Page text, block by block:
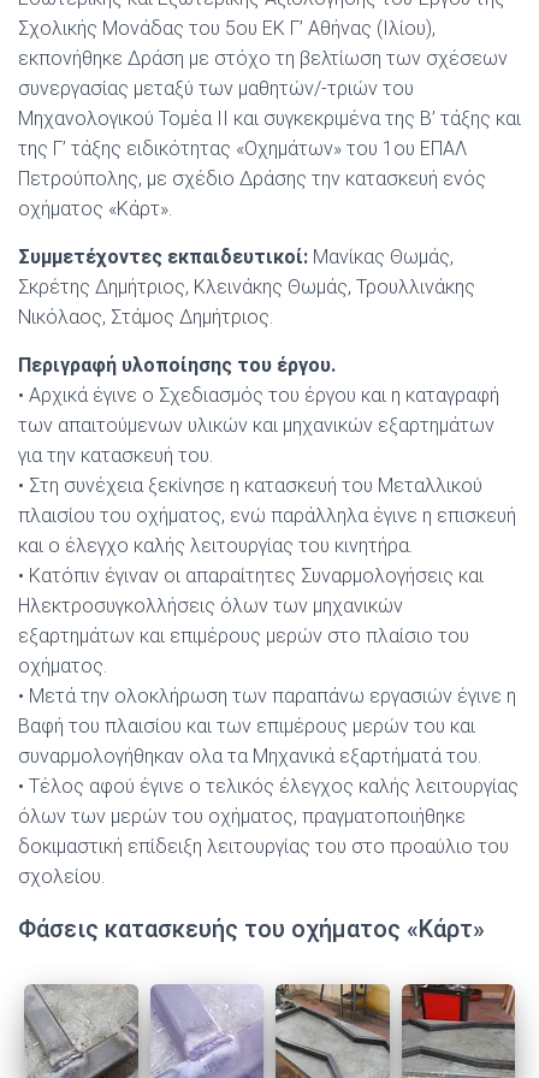
Σχολικής Μονάδας του 5ου ΕΚ Γ’ Αθήνας (Ιλίου),
εκπονήθηκε Δράση με στόχο τη βελτίωση των σχέσεων
συνεργασίας μεταξύ των μαθητών/-τριών του
Μηχανολογικού Τομέα ΙΙ και συγκεκριμένα της Β’ τάξης και
της Γ’ τάξης ειδικότητας «Οχημάτων» του 1ου ΕΠΑΛ
Πετρούπολης, με σχέδιο Δράσης την κατασκευή ενός
οχήματος «Κάρτ».
Συμμετέχοντες εκπαιδευτικοί: Μανίκας Θωμάς,
Σκρέτης Δημήτριος, Κλεινάκης Θωμάς, Τρουλλινάκης
Νικόλαος, Στάμος Δημήτριος.
Περιγραφή υλοποίησης του έργου.
• Αρχικά έγινε ο Σχεδιασμός του έργου και η καταγραφή
των απαιτούμενων υλικών και μηχανικών εξαρτημάτων
για την κατασκευή του.
• Στη συνέχεια ξεκίνησε η κατασκευή του Μεταλλικού
πλαισίου του οχήματος, ενώ παράλληλα έγινε η επισκευή
και ο έλεγχο καλής λειτουργίας του κινητήρα.
• Κατόπιν έγιναν οι απαραίτητες Συναρμολογήσεις και
Ηλεκτροσυγκολλήσεις όλων των μηχανικών
εξαρτημάτων και επιμέρους μερών στο πλαίσιο του
οχήματος.
• Μετά την ολοκλήρωση των παραπάνω εργασιών έγινε η
Βαφή του πλαισίου και των επιμέρους μερών του και
συναρμολογήθηκαν ολα τα Μηχανικά εξαρτήματά του.
• Τέλος αφού έγινε ο τελικός έλεγχος καλής λειτουργίας
όλων των μερών του οχήματος, πραγματοποιήθηκε
δοκιμαστική επίδειξη λειτουργίας του στο προαύλιο του
σχολείου.
Φάσεις κατασκευής του οχήματος «Κάρτ»